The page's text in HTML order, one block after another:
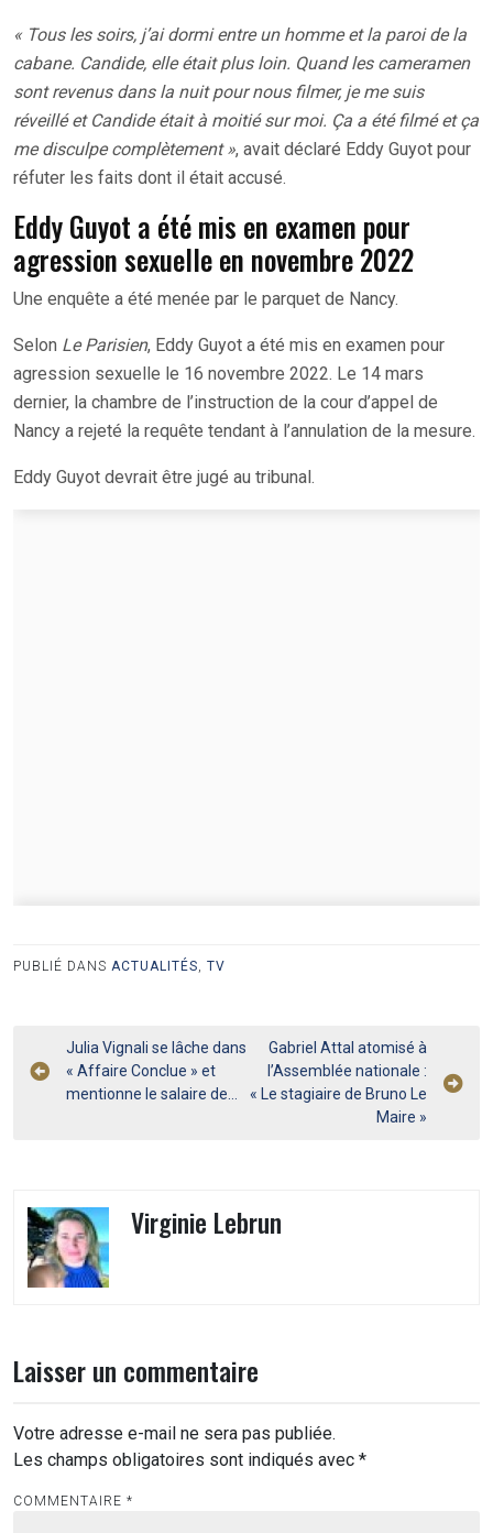
« Tous les soirs, j’ai dormi entre un homme et la paroi de la
cabane. Candide, elle était plus loin. Quand les cameramen
sont revenus dans la nuit pour nous filmer, je me suis
réveillé et Candide était à moitié sur moi. Ça a été filmé et ça
me disculpe complètement », avait déclaré Eddy Guyot pour
réfuter les faits dont il était accusé.
Eddy Guyot a été mis en examen pour
agression sexuelle en novembre 2022
Une enquête a été menée par le parquet de Nancy.
Selon Le Parisien, Eddy Guyot a été mis en examen pour
agression sexuelle le 16 novembre 2022. Le 14 mars
dernier, la chambre de l’instruction de la cour d’appel de
Nancy a rejeté la requête tendant à l’annulation de la mesure.
Eddy Guyot devrait être jugé au tribunal.
PUBLIÉ DANS ACTUALITÉS, TV
Navigation
de
Julia Vignali se lâche dans
« Affaire Conclue » et
mentionne le salaire de…
Gabriel Attal atomisé à
l’Assemblée nationale :
« Le stagiaire de Bruno Le
Maire »
Virginie Lebrun
Laisser un commentaire
Votre adresse e-mail ne sera pas publiée.
Les champs obligatoires sont indiqués avec *
COMMENTAIRE *